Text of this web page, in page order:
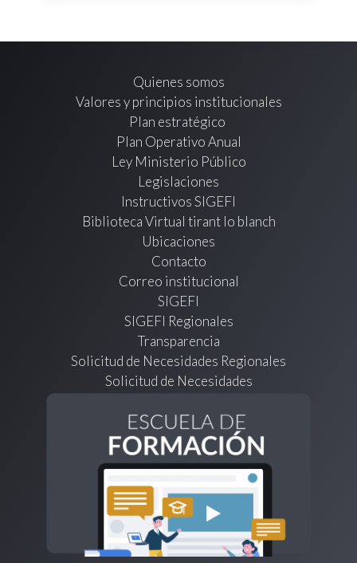
Quienes somos
Valores y principios institucionales
Plan estratégico
Plan Operativo Anual
Ley Ministerio Público
Legislaciones
Instructivos SIGEFI
Biblioteca Virtual tirant lo blanch
Ubicaciones
Contacto
Correo institucional
SIGEFI
SIGEFI Regionales
Transparencia
Solicitud de Necesidades Regionales
Solicitud de Necesidades